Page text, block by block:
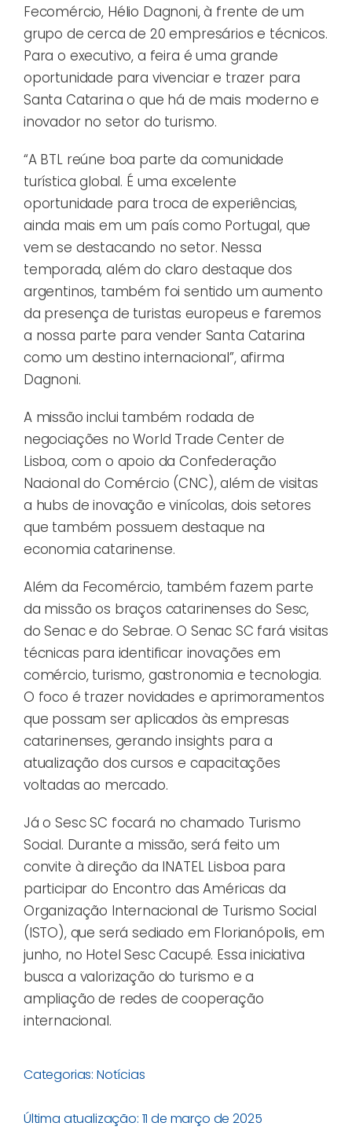
Fecomércio, Hélio Dagnoni, à frente de um
grupo de cerca de 20 empresários e técnicos.
Para o executivo, a feira é uma grande
oportunidade para vivenciar e trazer para
Santa Catarina o que há de mais moderno e
inovador no setor do turismo.
“A BTL reúne boa parte da comunidade
turística global. É uma excelente
oportunidade para troca de experiências,
ainda mais em um país como Portugal, que
vem se destacando no setor. Nessa
temporada, além do claro destaque dos
argentinos, também foi sentido um aumento
da presença de turistas europeus e faremos
a nossa parte para vender Santa Catarina
como um destino internacional”, afirma
Dagnoni.
A missão inclui também rodada de
negociações no World Trade Center de
Lisboa, com o apoio da Confederação
Nacional do Comércio (CNC), além de visitas
a hubs de inovação e vinícolas, dois setores
que também possuem destaque na
economia catarinense.
Além da Fecomércio, também fazem parte
da missão os braços catarinenses do Sesc,
do Senac e do Sebrae. O Senac SC fará visitas
técnicas para identificar inovações em
comércio, turismo, gastronomia e tecnologia.
O foco é trazer novidades e aprimoramentos
que possam ser aplicados às empresas
catarinenses, gerando insights para a
atualização dos cursos e capacitações
voltadas ao mercado.
Já o Sesc SC focará no chamado Turismo
Social. Durante a missão, será feito um
convite à direção da INATEL Lisboa para
participar do Encontro das Américas da
Organização Internacional de Turismo Social
(ISTO), que será sediado em Florianópolis, em
junho, no Hotel Sesc Cacupé. Essa iniciativa
busca a valorização do turismo e a
ampliação de redes de cooperação
internacional.
Categorias: Notícias
Última atualização: 11 de março de 2025